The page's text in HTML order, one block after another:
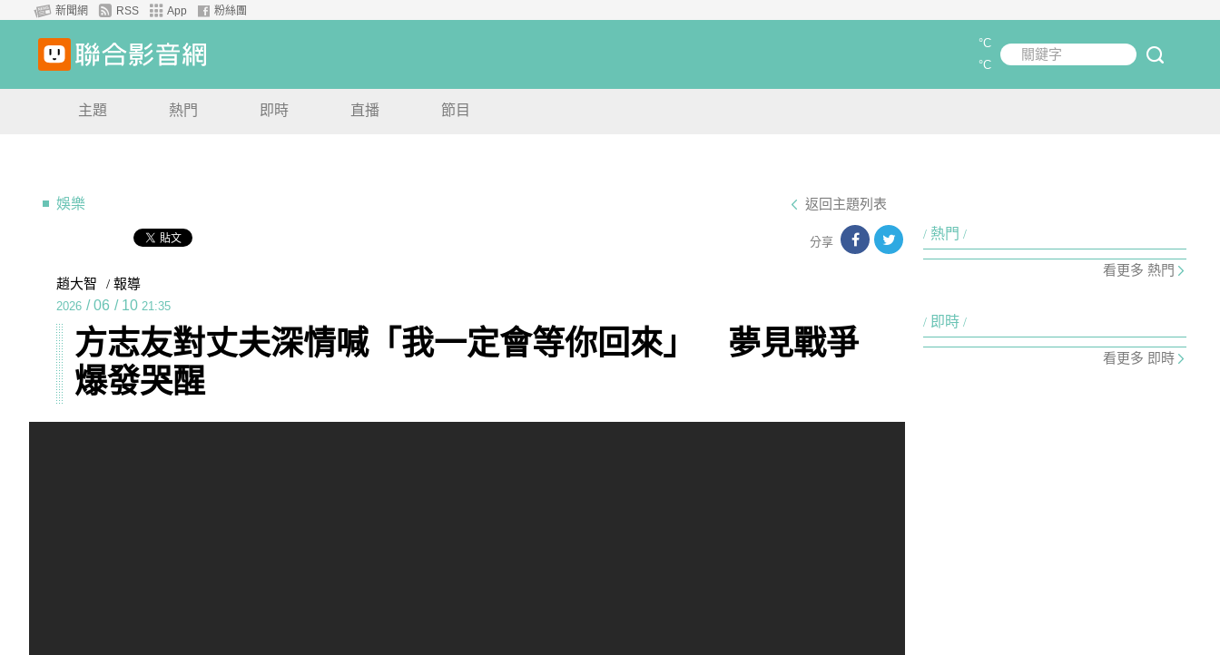
新聞網 RSS App 粉絲團
關鍵字
°C
°C
主題 熱門 即時 直播 節目
娛樂 返回主題列表
分享
趙大智 / 報導
2026 / 06 / 10 21:35
方志友對丈夫深情喊「我一定會等你回來」 夢見戰爭
爆發哭醒
熱門
看更多 熱門
即時
看更多 即時